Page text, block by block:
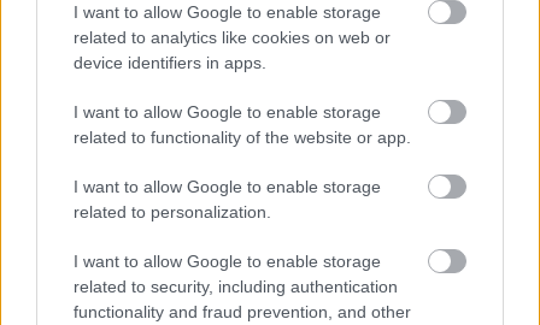
I want to allow Google to enable storage
related to analytics like cookies on web or
device identifiers in apps.
I want to allow Google to enable storage
related to functionality of the website or app.
I want to allow Google to enable storage
related to personalization.
I want to allow Google to enable storage
related to security, including authentication
functionality and fraud prevention, and other
a gyakorlati képzéshez szükséges, megfelelő
szoftverállománnyal felszerelt számítógépes
munkaállomásokkal. Egyéb technikai felszereltség
(kamerák, világítási kellékek, speciális effekt, stb.) az
egyetemen adott, a műtermi gyakorlatokhoz a Film
Főtanszak által használt műtermek biztosítják a
helyszínt. A mesterszakos hallgatók országos
fórumokon, nemzetközi kiállításokon, projektekben
vehetnek részt tanulmányaik során.